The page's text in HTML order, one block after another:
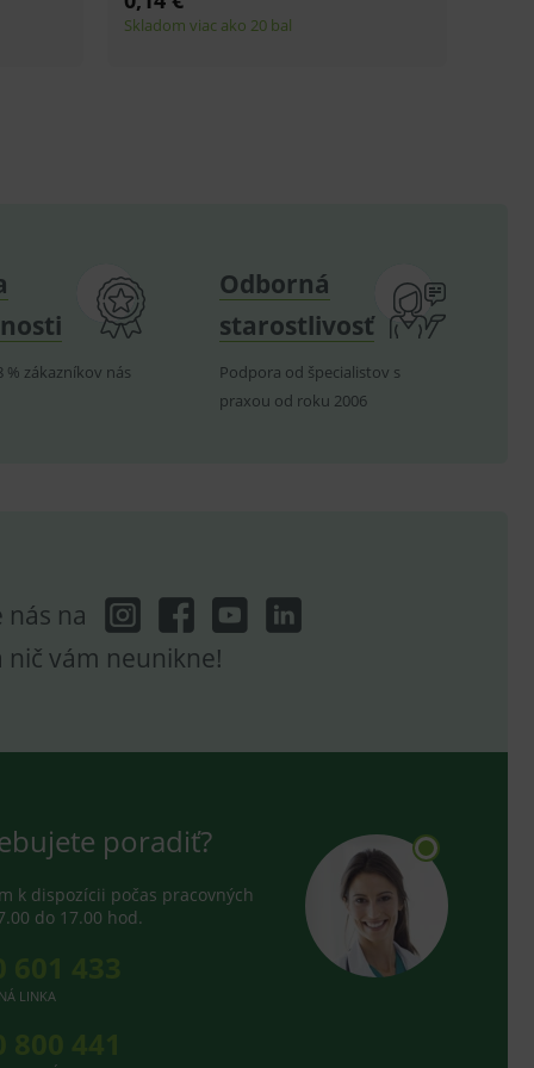
% zákazníkov nás
Odborná
starostlivosť
Podpora od špecialistov s
praxou od roku 2006
nás na
nič vám neunikne!
poradiť?
k dispozícii počas pracovných
do 17.00 hod.
LINKA
relací uživatelů
zapamatování
aby banner cookie
analytics.
vhodné reklamy.
reklamy.
reklamy.